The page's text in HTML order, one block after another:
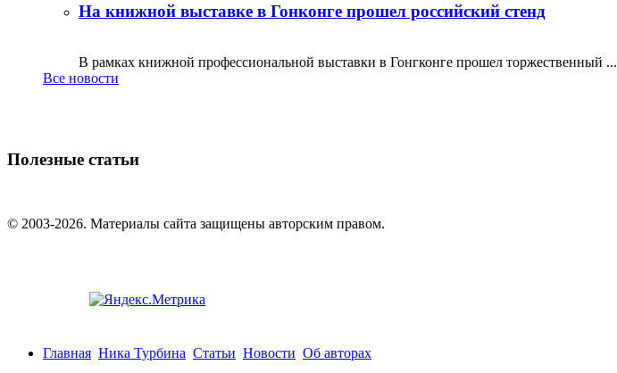
На книжной выставке в Гонконге прошел российский стенд
В рамках книжной профессиональной выставки в Гонгконге прошел торжественный ...
Все новости
Полезные статьи
© 2003-2026. Материалы сайта защищены авторским правом.
Главная Ника Турбина Статьи Новости Об авторах